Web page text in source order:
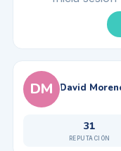
DM David
31
REPUTACIÓN